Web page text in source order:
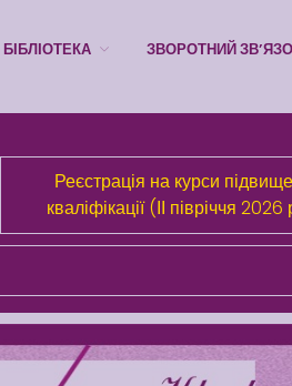
БІБЛІОТЕКА ЗВОРОТНИЙ
Реєстрація на курси
кваліфікації (ІІ півріччя 2026